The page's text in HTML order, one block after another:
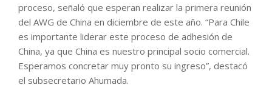
proceso, señaló que esperan realizar la primera reunión
del AWG de China en diciembre de este año. “Para Chile
es importante liderar este proceso de adhesión de
China, ya que China es nuestro principal socio comercial.
Esperamos concretar muy pronto su ingreso”, destacó
el subsecretario Ahumada.